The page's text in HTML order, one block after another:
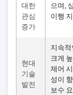
대한
관심
증가
으며,
이행
현대
기술
발전
지속
크게
제어
성이
보수